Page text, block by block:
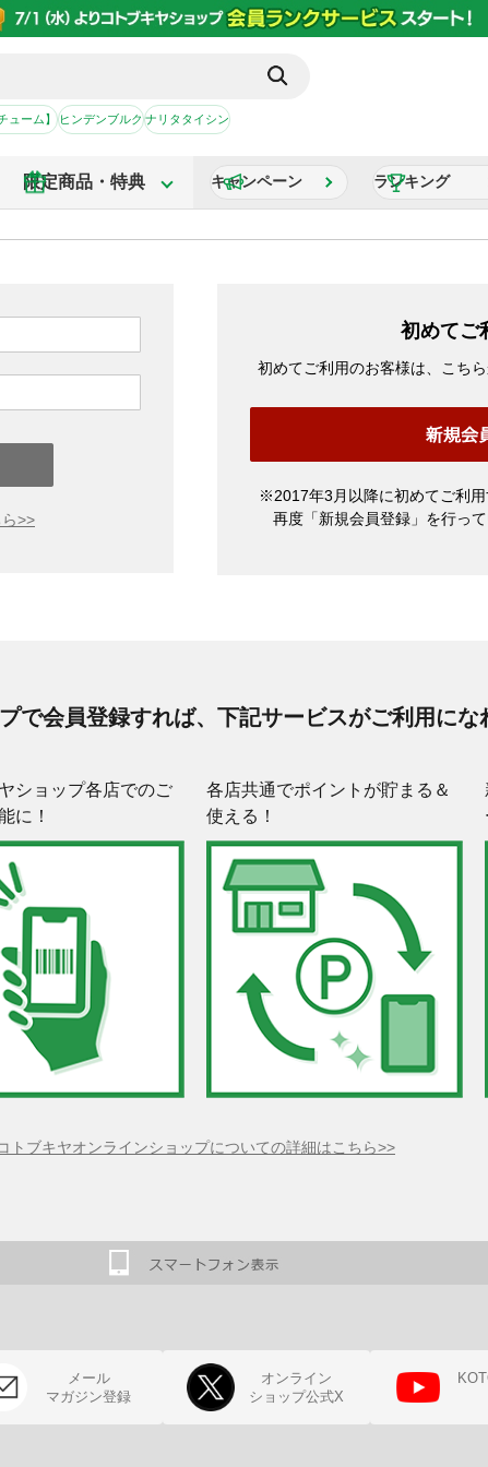
ューム】ヒンデンブルクナリタタイシン
限定商品・特典 キャンペーン ランキング
>>
初めてご
初めてご利用のお客様は、こち
※2017年3月以降に初めてご利用
再度「新規会員登録」を行っ
で会員登録すれば、下記サービスがご利用にな
ショップ各店でのご
に！
各店共通でポイントが貯まる＆
使える！
トブキヤオンラインショップについての詳細はこちら>>
メール
マガジン登録
オンライン
ショップ公式X